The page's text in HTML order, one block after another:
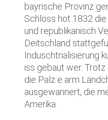
bayrische Provinz
Schloss hot 1832
und republikanisch
Deitschland
Induschtrialisierung
iss gebaut wer.
die Palz e arm
ausgewannert, die
Amerika.